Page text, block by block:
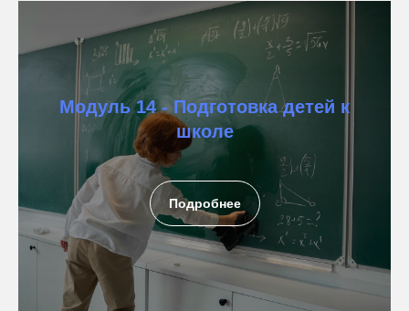
Модуль 14 - Подготовка детей к
школе
Подробнее